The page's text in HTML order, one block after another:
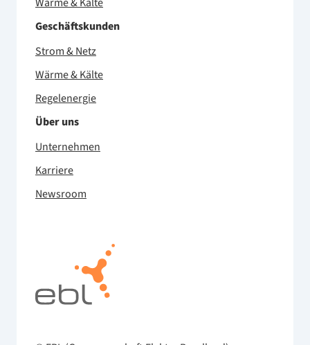
Geschäftskunden
Strom & Netz
Wärme & Kälte
Regelenergie
Über uns
Unternehmen
Karriere
Newsroom